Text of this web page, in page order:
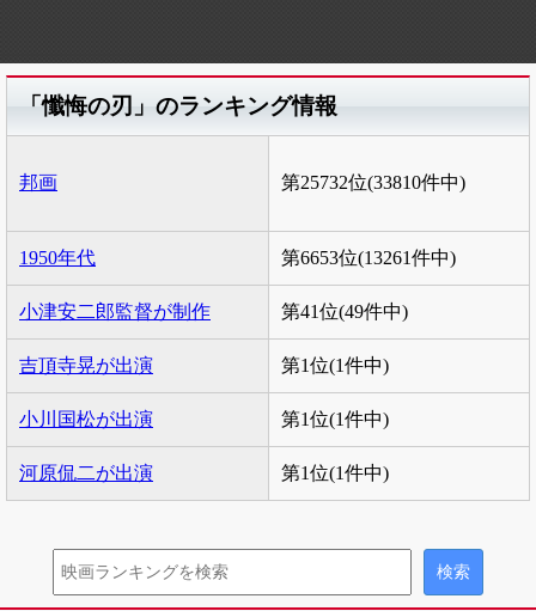
「懺悔の刃」のランキング情報
邦画 第25732位(33810件中)
1950年代 第6653位(13261件中)
小津安二郎監督が制作 第41位(49件中)
吉頂寺晃が出演 第1位(1件中)
小川国松が出演 第1位(1件中)
河原侃二が出演 第1位(1件中)